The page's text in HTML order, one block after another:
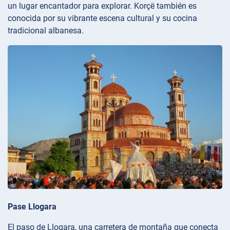
un lugar encantador para explorar. Korçë también es
conocida por su vibrante escena cultural y su cocina
tradicional albanesa.
Pase Llogara
El paso de Llogara, una carretera de montaña que conecta